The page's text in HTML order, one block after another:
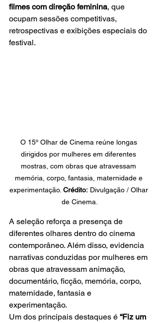
filmes com direção feminina, que
ocupam sessões competitivas,
retrospectivas e exibições especiais do
festival.
O 15º Olhar de Cinema reúne longas
dirigidos por mulheres em diferentes
mostras, com obras que atravessam
memória, corpo, fantasia, maternidade e
experimentação. Crédito: Divulgação / Olhar
de Cinema.
A seleção reforça a presença de
diferentes olhares dentro do cinema
contemporâneo. Além disso, evidencia
narrativas conduzidas por mulheres em
obras que atravessam animação,
documentário, ficção, memória, corpo,
maternidade, fantasia e
experimentação.
Um dos principais destaques é “Fiz um